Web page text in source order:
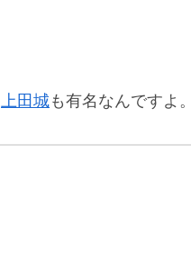
上田城も有名なんですよ。